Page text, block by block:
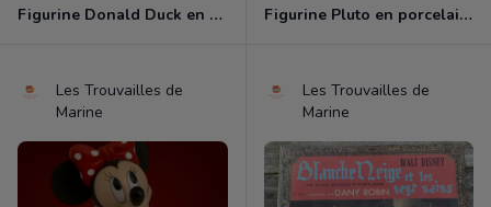
Figurine Donald Duck en porcelaine de 14 cm de haut marque Disney comme neuve Figurine Pluto en porcelaine de 11 cm de haut marque Disney comme neuve
Les Trouvailles de
Marine
Les Trouvailles de
Marine